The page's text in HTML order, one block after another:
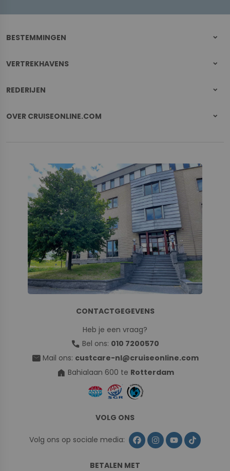
BESTEMMINGEN
VERTREKHAVENS
REDERIJEN
OVER CRUISEONLINE.COM
CONTACTGEGEVENS
Heb je een vraag?
call Bel ons: 010 7200570
mail Mail ons: custcare-nl@cruiseonline.com
home Bahialaan 600 te Rotterdam
VOLG ONS
Volg ons op sociale media:
BETALEN MET